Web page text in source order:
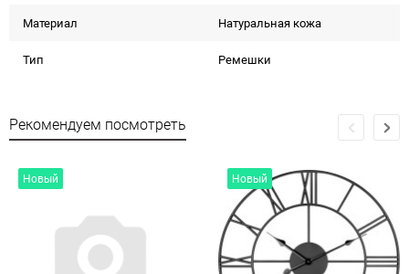
Материал Натуральная кожа
Тип Ремешки
Рекомендуем посмотреть
Новый Новый